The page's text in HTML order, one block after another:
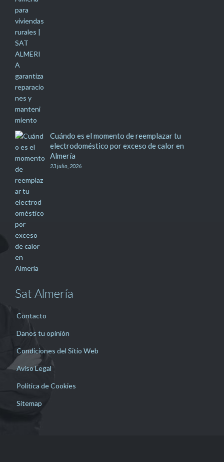
Cuándo es el momento de reemplazar tu
electrodoméstico por exceso de calor en
Almería
23 julio, 2026
Sat Almería
Contacto
Danos tu opinión
Condiciones del Sitio Web
Aviso Legal
Política de Cookies
Sitemap